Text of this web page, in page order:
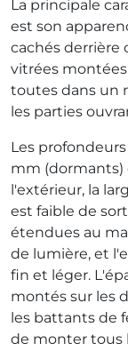
La principale
est son
cachés derrière
vitrées
toutes dans un
les parties
Les
mm (dormants)
l'extérieur, la
est faible de
étendues au
de lumière, et
fin et léger.
montés sur les
les battants de
de monter tous